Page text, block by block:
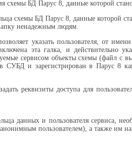
схемы БД Парус 8, данные которой
схемы БД Парус 8, данные которой
ненадежным людям.
указать пользователя, от
эта галка, и действительно
сервисом объекты схемы (файл с
СУБД и зарегистрирован в Парус 8
реквизиты доступа для
данных и пользователя сервиса,
пользователем), а также им